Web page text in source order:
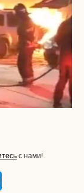
с нами!